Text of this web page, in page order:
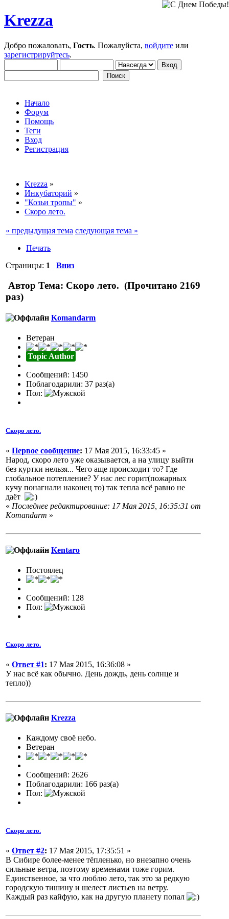
Krezza
Добро пожаловать, Гость. Пожалуйста, войдите или
зарегистрируйтесь.
Начало
Форум
Помощь
Теги
Вход
Регистрация
Krezza »
Инкубаторий »
"Козьи тропы" »
Скоро лето.
« предыдущая тема следующая тема »
Печать
Страницы: 1 Вниз
Автор Тема: Скоро лето. (Прочитано 2169
раз)
Komandarm
Ветеран
Topic Author
Сообщений: 1450
Поблагодарили: 37 раз(а)
Пол:
Скоро лето.
« Первое сообщение: 17 Мая 2015, 16:33:45 »
Народ, скоро лето уже оказывается, а на улицу выйти
без куртки нельзя... Чего аще происходит то? Где
глобальное потепление? У нас лес горит(пожарных
кучу понагнали наконец то) так тепла всё равно не
даёт
« Последнее редактирование: 17 Мая 2015, 16:35:31 от
Komandarm »
Kentaro
Постоялец
Сообщений: 128
Пол:
Скоро лето.
« Ответ #1: 17 Мая 2015, 16:36:08 »
У нас всё как обычно. День дождь, день солнце и
тепло))
Krezza
Каждому своё небо.
Ветеран
Сообщений: 2626
Поблагодарили: 166 раз(а)
Пол:
Скоро лето.
« Ответ #2: 17 Мая 2015, 17:35:51 »
В Сибире более-менее тёпленько, но внезапно очень
сильные ветра, поэтому временами тоже горим.
Единственное, за что люблю лето, так это за редкую
городскую тишину и шелест листьев на ветру.
Каждый раз кайфую, как на другую планету попал